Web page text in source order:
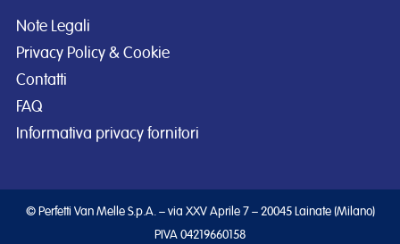
Note Legali
Privacy Policy & Cookie
Contatti
FAQ
Informativa privacy fornitori
© Perfetti Van Melle S.p.A. – via XXV Aprile 7 – 20045 Lainate (Milano)
PIVA 04219660158